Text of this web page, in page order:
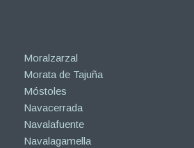
Moralzarzal
Morata de Tajuña
Móstoles
Navacerrada
Navalafuente
Navalagamella